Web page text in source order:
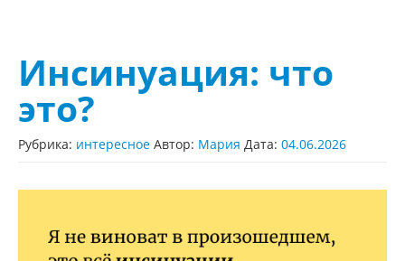
Инсинуация: что
это?
Рубрика: интересное Автор: Мария Дата: 04.06.2026